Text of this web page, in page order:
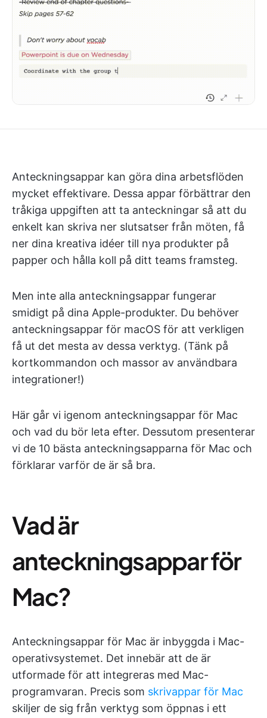
Anteckningsappar kan göra dina arbetsflöden
mycket effektivare. Dessa appar förbättrar den
tråkiga uppgiften att ta anteckningar så att du
enkelt kan skriva ner slutsatser från möten, få
ner dina kreativa idéer till nya produkter på
papper och hålla koll på ditt teams framsteg.
Men inte alla anteckningsappar fungerar
smidigt på dina Apple-produkter. Du behöver
anteckningsappar för macOS för att verkligen
få ut det mesta av dessa verktyg. (Tänk på
kortkommandon och massor av användbara
integrationer!)
Här går vi igenom anteckningsappar för Mac
och vad du bör leta efter. Dessutom presenterar
vi de 10 bästa anteckningsapparna för Mac och
förklarar varför de är så bra.
Vad är
anteckningsappar för
Mac?
Anteckningsappar för Mac är inbyggda i Mac-
operativsystemet. Det innebär att de är
utformade för att integreras med Mac-
programvaran. Precis som skrivappar för Mac
skiljer de sig från verktyg som öppnas i ett